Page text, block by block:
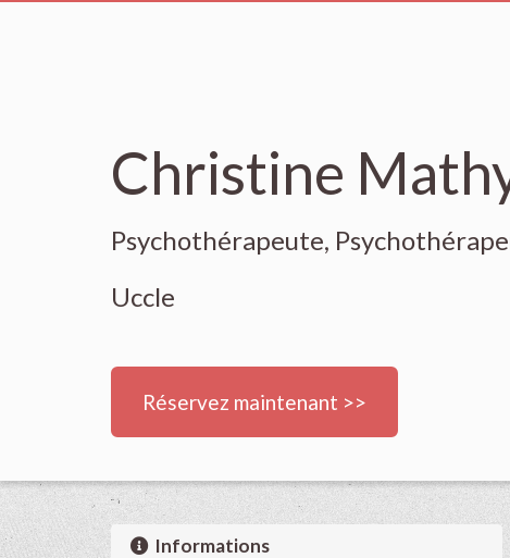
Christine
Psychothérapeute,
Uccle
Réservez maintenant >>
Informations